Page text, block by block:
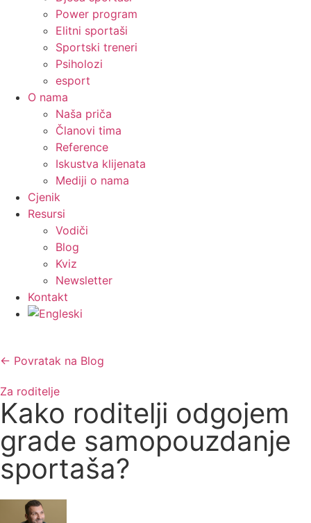
Power program
Elitni sportaši
Sportski treneri
Psiholozi
esport
O nama
Naša priča
Članovi tima
Reference
Iskustva klijenata
Mediji o nama
Cjenik
Resursi
Vodiči
Blog
Kviz
Newsletter
Kontakt
← Povratak na Blog
Za roditelje
Kako roditelji odgojem
grade samopouzdanje
sportaša?